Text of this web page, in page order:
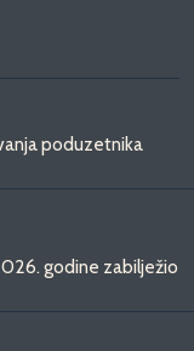
poduzetnika
godine zabilježio